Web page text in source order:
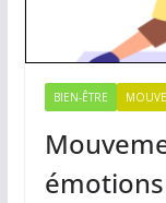
BIEN-ÊTRE
émotions